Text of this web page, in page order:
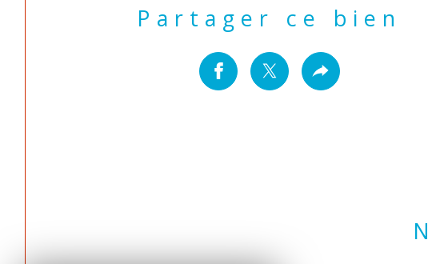
Partager ce bien